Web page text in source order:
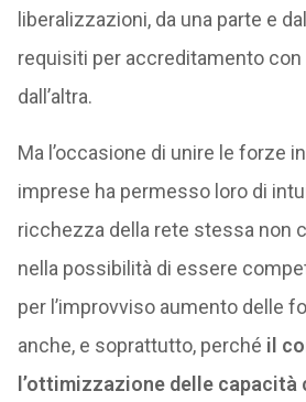
liberalizzazioni, da una parte e
requisiti per accreditamento con
dall’altra.
Ma l’occasione di unire le forze
imprese ha permesso loro di
ricchezza della rete stessa non
nella possibilità di essere
per l’improvviso aumento delle
anche, e soprattutto, perché il
l’ottimizzazione delle